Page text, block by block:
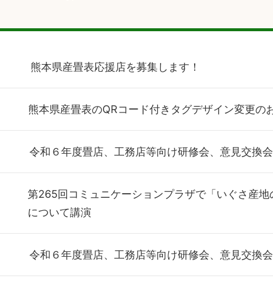
熊本県産畳表応援店を募集します！
熊本県産畳表のQRコード付きタグデザイン変更の
令和６年度畳店、工務店等向け研修会、意見交換会
第265回コミュニケーションプラザで「いぐさ産地
について講演
令和６年度畳店、工務店等向け研修会、意見交換会